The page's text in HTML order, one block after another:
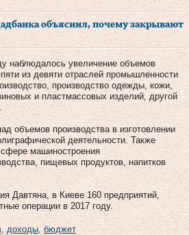
объяснил, почему закрывают
наблюдалось увеличение объемов
из девяти отраслей промышленности
производство одежды, кожи,
и пластмассовых изделий, другой
объемов производства в изготовлении
деятельности. Также
машиностроения
пищевых продуктов, напитков
Давтяна, в Киеве 160 предприятий,
операции в 2017 году.
доходы бюджет